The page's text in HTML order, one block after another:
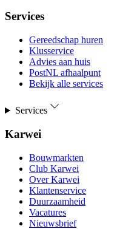
Services
Gereedschap huren
Klusservice
Advies aan huis
PostNL afhaalpunt
Bekijk alle services
Services
Karwei
Bouwmarkten
Club Karwei
Over Karwei
Klantenservice
Duurzaamheid
Vacatures
Nieuwsbrief